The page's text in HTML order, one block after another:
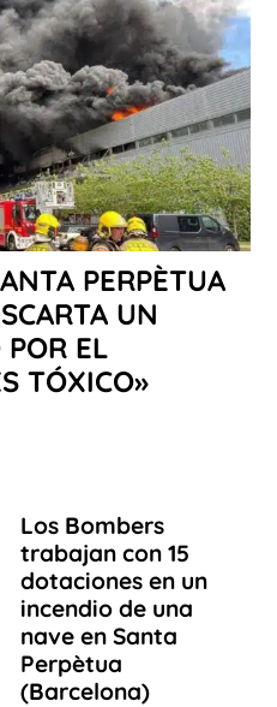
PERPÈTUA
UN
EL
TÓXICO»
Los Bombers
trabajan con 15
dotaciones en un
incendio de una
nave en Santa
Perpètua
(Barcelona)